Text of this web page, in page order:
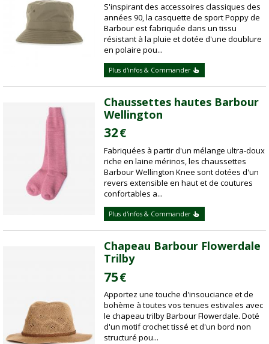
S'inspirant des accessoires classiques des
années 90, la casquette de sport Poppy de
Barbour est fabriquée dans un tissu
résistant à la pluie et dotée d'une doublure
en polaire pou...
Plus d'infos & Commander
Chaussettes hautes Barbour
Wellington
32€
Fabriquées à partir d'un mélange ultra-doux
riche en laine mérinos, les chaussettes
Barbour Wellington Knee sont dotées d'un
revers extensible en haut et de coutures
confortables a...
Plus d'infos & Commander
Chapeau Barbour Flowerdale
Trilby
75€
Apportez une touche d'insouciance et de
bohème à toutes vos tenues estivales avec
le chapeau trilby Barbour Flowerdale. Doté
d'un motif crochet tissé et d'un bord non
structuré pou...